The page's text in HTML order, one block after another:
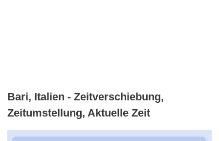
Bari, Italien - Zeitverschiebung,
Zeitumstellung, Aktuelle Zeit